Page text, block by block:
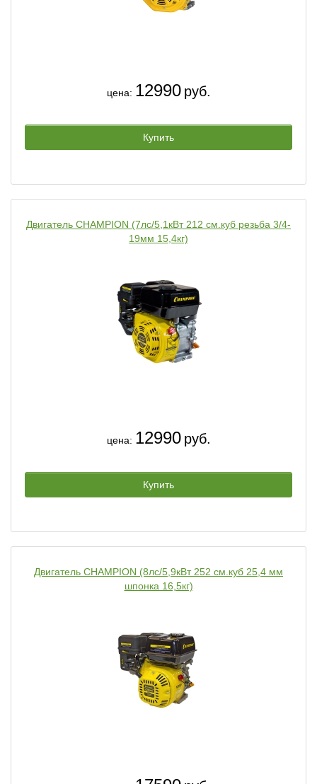
цена: 12990 руб.
Купить
Двигатель CHAMPION (7лс/5,1кВт 212 см.куб резьба 3/4-
19мм 15,4кг)
цена: 12990 руб.
Купить
Двигатель CHAMPION (8лс/5,9кВт 252 см.куб 25,4 мм
шпонка 16,5кг)